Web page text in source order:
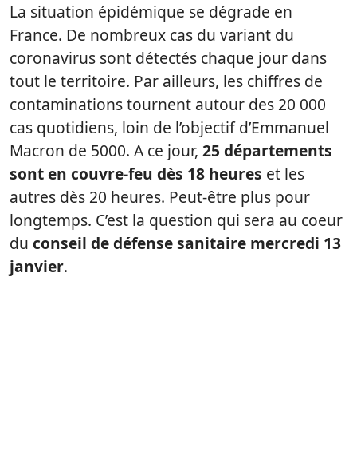
La situation épidémique se dégrade en
France. De nombreux cas du variant du
coronavirus sont détectés chaque jour dans
tout le territoire. Par ailleurs, les chiffres de
contaminations tournent autour des 20 000
cas quotidiens, loin de l’objectif d’Emmanuel
Macron de 5000. A ce jour, 25 départements
sont en couvre-feu dès 18 heures et les
autres dès 20 heures. Peut-être plus pour
longtemps. C’est la question qui sera au coeur
du conseil de défense sanitaire mercredi 13
janvier.